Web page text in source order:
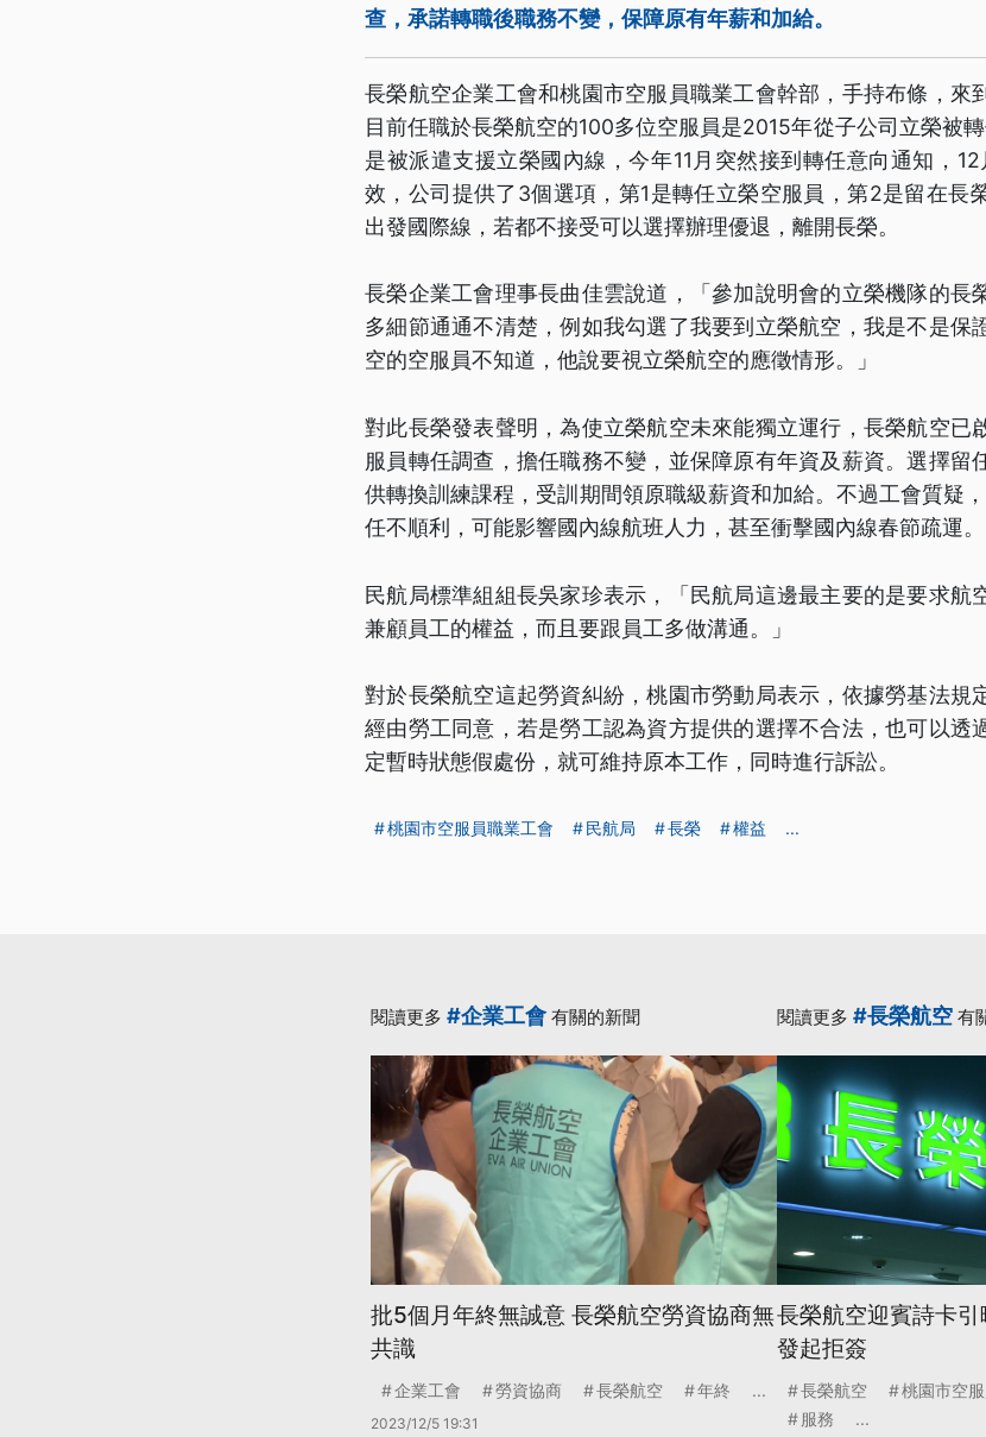
查，承諾轉職後職務不變，保障原有年薪和加給。
長榮航空企業工會和桃園市空服員職業工會幹部，手持布條，來
目前任職於長榮航空的100多位空服員是2015年從子公司立榮被
是被派遣支援立榮國內線，今年11月突然接到轉任意向通知，
效，公司提供了3個選項，第1是轉任立榮空服員，第2是留在長
出發國際線，若都不接受可以選擇辦理優退，離開長榮。
長榮企業工會理事長曲佳雲說道，「參加說明會的立榮機隊的長
多細節通通不清楚，例如我勾選了我要到立榮航空，我是不是保
空的空服員不知道，他說要視立榮航空的應徵情形。」
對此長榮發表聲明，為使立榮航空未來能獨立運行，長榮航空已
服員轉任調查，擔任職務不變，並保障原有年資及薪資。選擇留
供轉換訓練課程，受訓期間領原職級薪資和加給。不過工會質疑
任不順利，可能影響國內線航班人力，甚至衝擊國內線春節疏運。
民航局標準組組長吳家珍表示，「民航局這邊最主要的是要求航
兼顧員工的權益，而且要跟員工多做溝通。」
對於長榮航空這起勞資糾紛，桃園市勞動局表示，依據勞基法規
經由勞工同意，若是勞工認為資方提供的選擇不合法，也可以透
定暫時狀態假處份，就可維持原本工作，同時進行訴訟。
桃園市空服員職業工會 民航局 長榮 權益 ...
閱讀更多 #企業工會 有關的新聞
批5個月年終無誠意 長榮航空勞資協商無
共識
企業工會 勞資協商 長榮航空 年終 ...
2023/12/5 19:31
閱讀更多 #長榮航空 有
長榮航空迎賓詩卡
發起拒簽
長榮航空 桃園市空
服務
...